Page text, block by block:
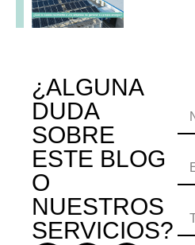
¿ALGUNA
DUDA
SOBRE
ESTE BLOG
O
NUESTROS
SERVICIOS?